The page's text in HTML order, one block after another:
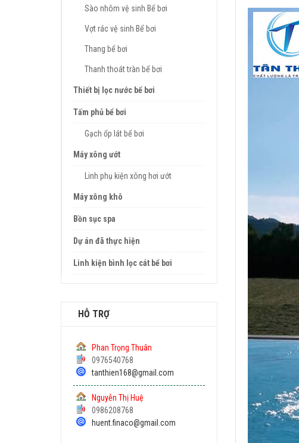
Sào nhôm vệ sinh Bể bơi
Vợt rác vệ sinh Bể bơi
Thang bể bơi
Thanh thoát tràn bể bơi
Thiết bị lọc nước bể bơi
Tấm phủ bể bơi
Gạch ốp lát bể bơi
Máy xông ướt
Linh phụ kiện xông hơi ướt
Máy xông khô
Bồn sục spa
Dự án đã thực hiện
Linh kiện bình lọc cát bể bơi
HỖ TRỢ
Phan Trọng Thuân
0976540768
tanthien168@gmail.com
Nguyễn Thị Huệ
0986208768
huent.finaco@gmail.com